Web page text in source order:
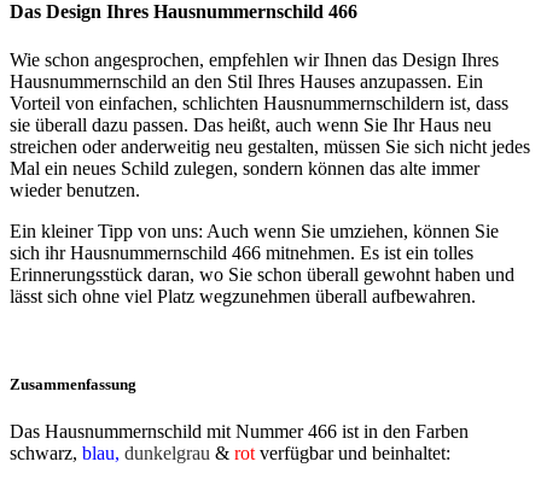
Das Design Ihres Hausnummernschild 466
Wie schon angesprochen, empfehlen wir Ihnen das Design Ihres
Hausnummernschild an den Stil Ihres Hauses anzupassen. Ein
Vorteil von einfachen, schlichten Hausnummernschildern ist, dass
sie überall dazu passen. Das heißt, auch wenn Sie Ihr Haus neu
streichen oder anderweitig neu gestalten, müssen Sie sich nicht jedes
Mal ein neues Schild zulegen, sondern können das alte immer
wieder benutzen.
Ein kleiner Tipp von uns: Auch wenn Sie umziehen, können Sie
sich ihr Hausnummernschild 466 mitnehmen. Es ist ein tolles
Erinnerungsstück daran, wo Sie schon überall gewohnt haben und
lässt sich ohne viel Platz wegzunehmen überall aufbewahren.
Zusammenfassung
Das Hausnummernschild mit Nummer 466 ist in den Farben
schwarz, blau, dunkelgrau & rot verfügbar und beinhaltet: